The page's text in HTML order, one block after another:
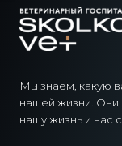
Мы знаем, какую
нашей жизни. Они
нашу жизнь и нас